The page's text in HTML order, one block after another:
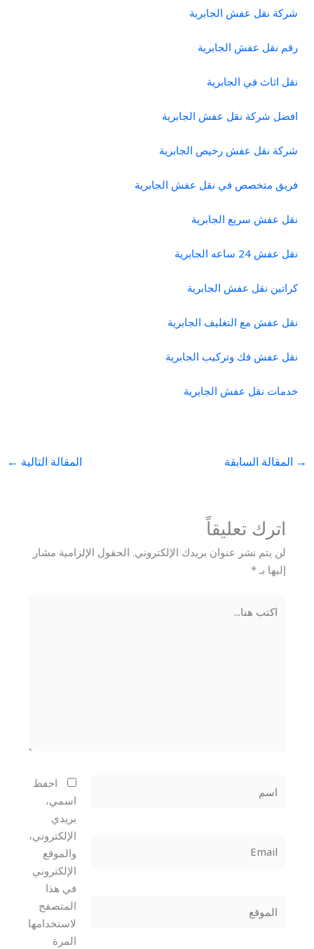
شركة نقل عفش الجابرية
رقم نقل عفش الجابرية
نقل اثاث في الجابرية
افضل شركة نقل عفش الجابرية
شركة نقل عفش رخيص الجابرية
فريق متخصص في نقل عفش الجابرية
نقل عفش سريع الجابرية
نقل عفش 24 ساعه الجابرية
كراتين نقل عفش الجابرية
نقل عفش مع التغليف الجابرية
نقل عفش فك وتركيب الجابرية
خدمات نقل عفش الجابرية
→ المقالة السابقة المقالة التالية ←
اترك تعليقاً
لن يتم نشر عنوان بريدك الإلكتروني. الحقول الإلزامية مشار
إليها بـ*
هنا...
احفظ
اسمي،
بريدي
الإلكتروني،
والموقع
الإلكتروني
في هذا
المتصفح
لاستخدامها
المرة